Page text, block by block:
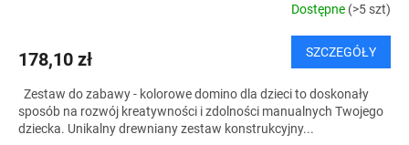
Dostępne (>5 szt)
178,10 zł SZCZEGÓŁY
Zestaw do zabawy - kolorowe domino dla dzieci to doskonały
sposób na rozwój kreatywności i zdolności manualnych Twojego
dziecka. Unikalny drewniany zestaw konstrukcyjny...